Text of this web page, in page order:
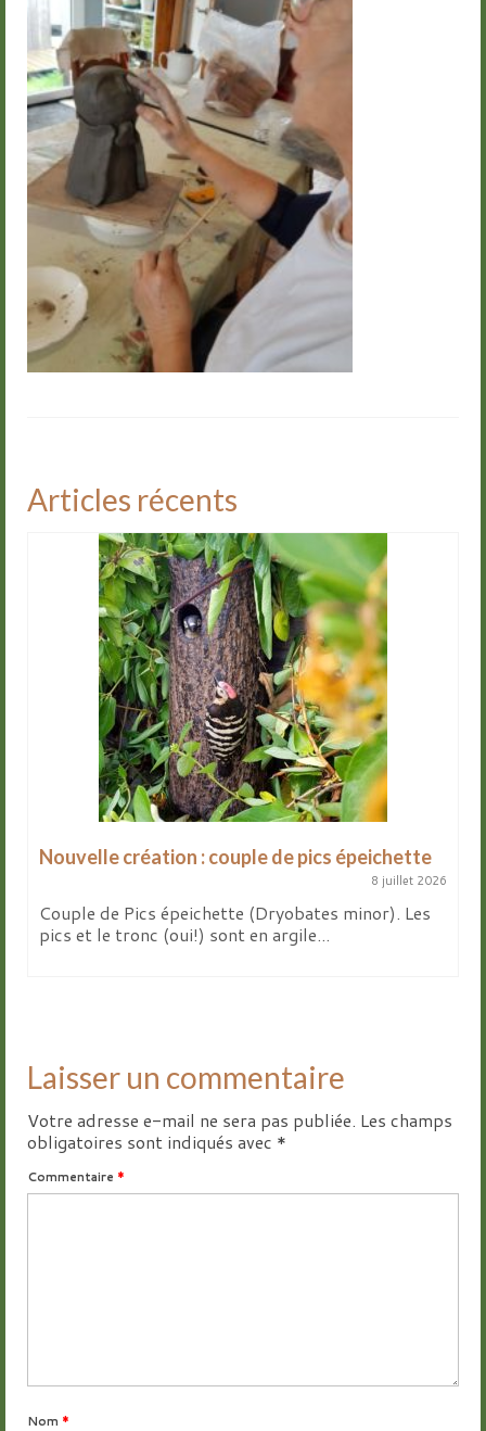
Groupes
Livre d’or
Contact
Articles récents
Nouvelle création : couple de pics épeichette
8 juillet 2026
Couple de Pics épeichette (Dryobates minor). Les
pics et le tronc (oui!) sont en argile...
Laisser un commentaire
Votre adresse e-mail ne sera pas publiée. Les champs
obligatoires sont indiqués avec *
Commentaire *
Nom *